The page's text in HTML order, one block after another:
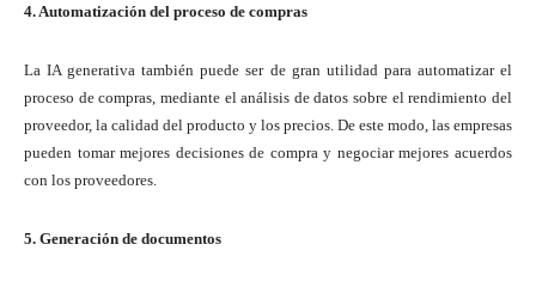
4. Automatización del proceso de compras
La IA generativa también puede ser de gran utilidad para automatizar el
proceso de compras, mediante el análisis de datos sobre el rendimiento del
proveedor, la calidad del producto y los precios. De este modo, las empresas
pueden tomar mejores decisiones de compra y negociar mejores acuerdos
con los proveedores.
5. Generación de documentos